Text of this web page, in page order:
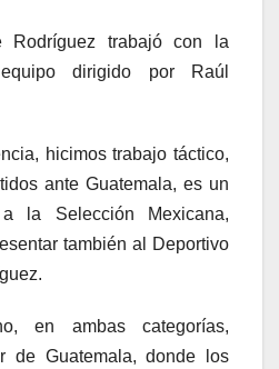
Rodríguez trabajó con la
dirigido por Raúl
hicimos trabajo táctico,
ante Guatemala, es un
la Selección Mexicana,
también al Deportivo
en ambas categorías,
de Guatemala, donde los